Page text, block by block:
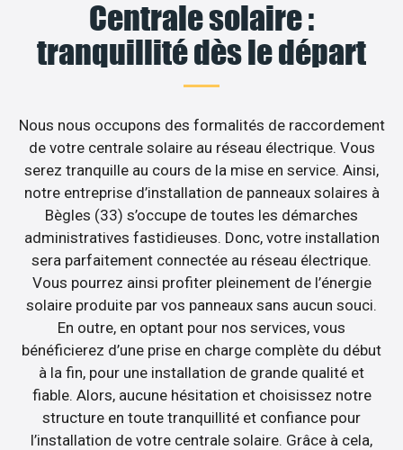
Centrale solaire :
tranquillité dès le départ
Nous nous occupons des formalités de raccordement
de votre centrale solaire au réseau électrique. Vous
serez tranquille au cours de la mise en service. Ainsi,
notre entreprise d’installation de panneaux solaires à
Bègles (33) s’occupe de toutes les démarches
administratives fastidieuses. Donc, votre installation
sera parfaitement connectée au réseau électrique.
Vous pourrez ainsi profiter pleinement de l’énergie
solaire produite par vos panneaux sans aucun souci.
En outre, en optant pour nos services, vous
bénéficierez d’une prise en charge complète du début
à la fin, pour une installation de grande qualité et
fiable. Alors, aucune hésitation et choisissez notre
structure en toute tranquillité et confiance pour
l’installation de votre centrale solaire. Grâce à cela,